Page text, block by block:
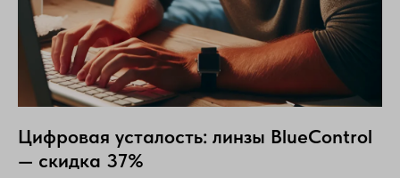
Цифровая усталость: линзы BlueControl
— скидка 37%